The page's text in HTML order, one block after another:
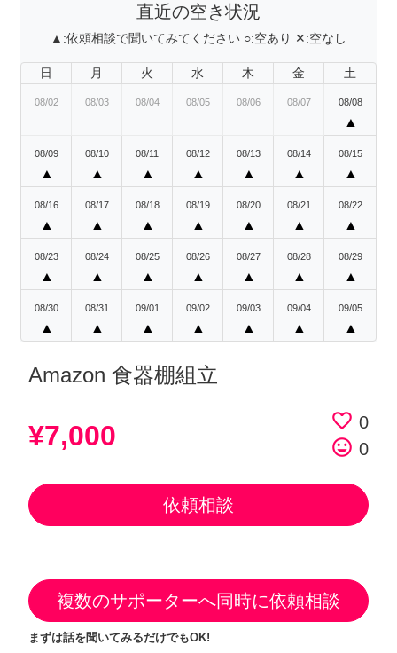
直近の空き状況
▲:依頼相談で聞いてみてください ○:空あり ✕:空なし
日 月 火 水 木 金 土
08/02 08/03 08/04 08/05 08/06 08/07 08/08
▲
08/09
▲
08/10
▲
08/11
▲
08/12
▲
08/13
▲
08/14
▲
08/15
▲
08/16
▲
08/17
▲
08/18
▲
08/19
▲
08/20
▲
08/21
▲
08/22
▲
08/23
▲
08/24
▲
08/25
▲
08/26
▲
08/27
▲
08/28
▲
08/29
▲
08/30
▲
08/31
▲
09/01
▲
09/02
▲
09/03
▲
09/04
▲
09/05
▲
Amazon 食器棚組立
¥7,000 favorite_border 0
tag_faces 0
依頼相談
複数のサポーターへ同時に依頼相談
まずは話を聞いてみるだけでもOK!